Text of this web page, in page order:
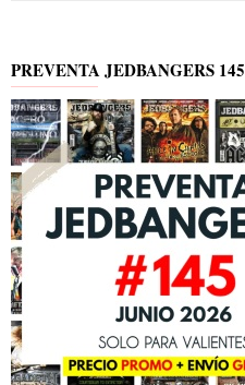
PREVENTA JEDBANGERS 145